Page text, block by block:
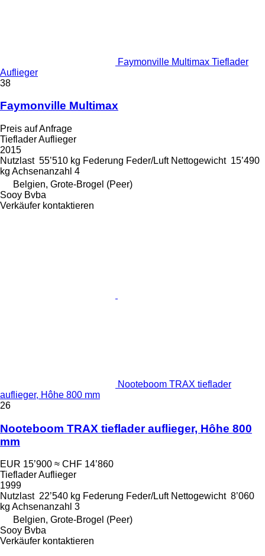
Faymonville Multimax Tieflader
Auflieger
38
Faymonville Multimax
Preis auf Anfrage
Tieflader Auflieger
2015
Nutzlast 55’510 kg Federung Feder/Luft Nettogewicht 15’490
kg Achsenanzahl 4
Belgien, Grote-Brogel (Peer)
Sooy Bvba
Verkäufer kontaktieren
Nooteboom TRAX tieflader
auflieger, Hôhe 800 mm
26
Nooteboom TRAX tieflader auflieger, Hôhe 800
mm
EUR 15’900 ≈ CHF 14’860
Tieflader Auflieger
1999
Nutzlast 22’540 kg Federung Feder/Luft Nettogewicht 8’060
kg Achsenanzahl 3
Belgien, Grote-Brogel (Peer)
Sooy Bvba
Verkäufer kontaktieren